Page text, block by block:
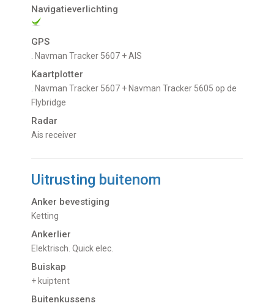
Navigatieverlichting
GPS
. Navman Tracker 5607 + AIS
Kaartplotter
. Navman Tracker 5607 + Navman Tracker 5605 op de
Flybridge
Radar
Ais receiver
Uitrusting buitenom
Anker bevestiging
Ketting
Ankerlier
Elektrisch. Quick elec.
Buiskap
+ kuiptent
Buitenkussens